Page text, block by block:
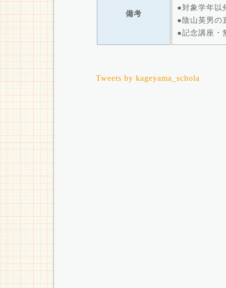
備考
●対象学年以
●陰山英男の
●記念講座・
Tweets by kageyama_schola